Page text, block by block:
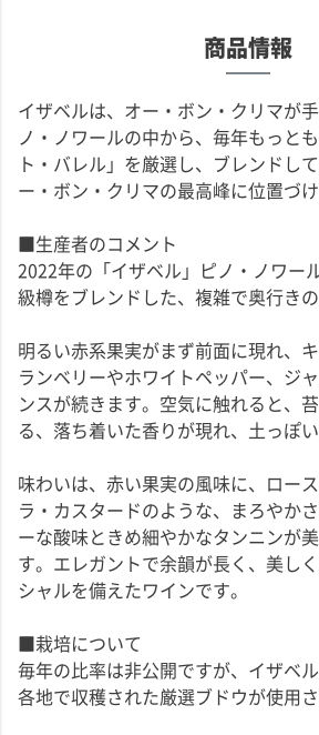
商品情報
イザベルは、オー・ボン・クリマが
ノ・ノワールの中から、毎年もっと
ト・バレル」を厳選し、ブレンドし
ー・ボン・クリマの最高峰に位置づ
■生産者のコメント
2022年の「イザベル」ピノ・ノワー
級樽をブレンドした、複雑で奥行き
明るい赤系果実がまず前面に現れ、
ランベリーやホワイトペッパー、ジ
ンスが続きます。空気に触れると、
る、落ち着いた香りが現れ、土っぽ
味わいは、赤い果実の風味に、ロー
ラ・カスタードのような、まろやか
ーな酸味ときめ細やかなタンニンが
す。エレガントで余韻が長く、美し
シャルを備えたワインです。
■栽培について
毎年の比率は非公開ですが、イザベ
各地で収穫された厳選ブドウが使用さ